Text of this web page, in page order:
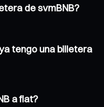
de svmBNB?
tengo una billetera
a fiat?